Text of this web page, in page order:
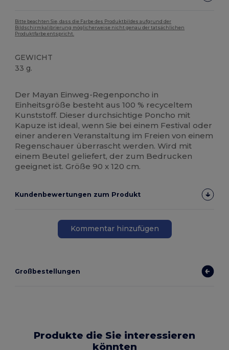
Bitte beachten Sie, dass die Farbe des Produktbildes aufgrund der
Bildschirmkalibrierung möglicherweise nicht genau der tatsächlichen
Produktfarbe entspricht.
GEWICHT
33 g.
Der Mayan Einweg-Regenponcho in
Einheitsgröße besteht aus 100 % recyceltem
Kunststoff. Dieser durchsichtige Poncho mit
Kapuze ist ideal, wenn Sie bei einem Festival oder
einer anderen Veranstaltung im Freien von einem
Regenschauer überrascht werden. Wird mit
einem Beutel geliefert, der zum Bedrucken
geeignet ist. Größe 90 x 120 cm.
Kundenbewertungen zum Produkt
Kommentar hinzufügen
Großbestellungen
Produkte die Sie interessieren
könnten